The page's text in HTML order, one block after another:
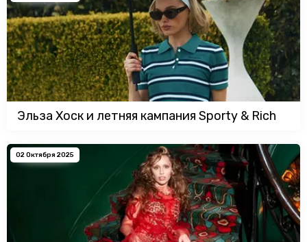
Эльза Хоск и летняя кампания Sporty & Rich
02 Октября 2025